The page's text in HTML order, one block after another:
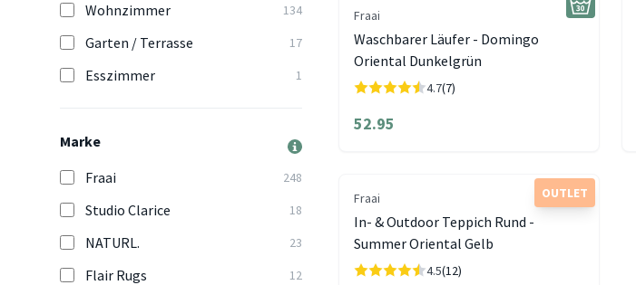
Wohnzimmer 134
Garten / Terrasse 17
Esszimmer 1
Marke
Fraai
248
Studio Clarice 18
NATURL. 23
Flair Rugs 12
Fraai
Waschbarer Läufer - Domingo
Oriental Dunkelgrün
4.7(7)
52.95
OUTLET
Fraai
In- & Outdoor Teppich Rund -
Summer Oriental Gelb
4.5(12)